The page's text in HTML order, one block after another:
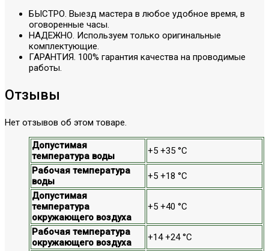
БЫСТРО. Выезд мастера в любое удобное время, в
оговоренные часы.
НАДЕЖНО. Используем только оригинальные
комплектующие.
ГАРАНТИЯ. 100% гарантия качества на проводимые
работы.
Отзывы
Нет отзывов об этом товаре.
Допустимая
температура воды
+5 +35 °С
Рабочая температура
воды
+5 +18 °С
Допустимая
температура
окружающего воздуха
+5 +40 °С
Рабочая температура
окружающего воздуха
+14 +24 °С